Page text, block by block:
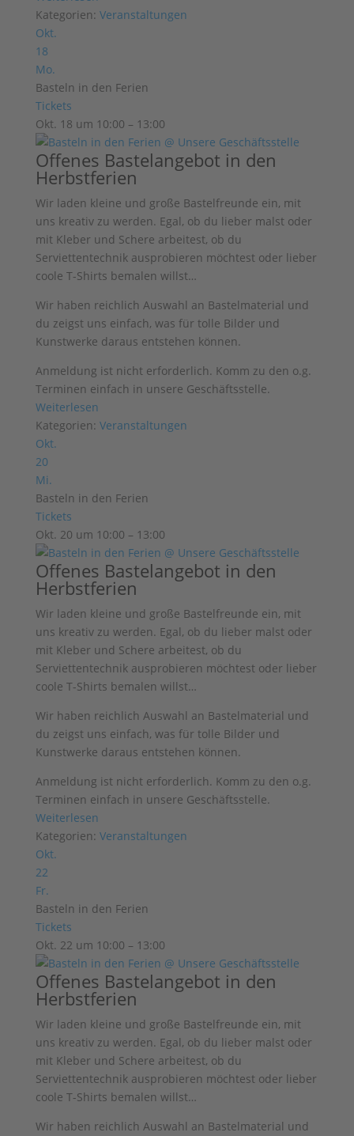
Kategorien: Veranstaltungen
Okt.
18
Mo.
Basteln in den Ferien
Tickets
Okt. 18 um 10:00 – 13:00
Offenes Bastelangebot in den
Herbstferien
Wir laden kleine und große Bastelfreunde ein, mit
uns kreativ zu werden. Egal, ob du lieber malst oder
mit Kleber und Schere arbeitest, ob du
Serviettentechnik ausprobieren möchtest oder lieber
coole T-Shirts bemalen willst…
Wir haben reichlich Auswahl an Bastelmaterial und
du zeigst uns einfach, was für tolle Bilder und
Kunstwerke daraus entstehen können.
Anmeldung ist nicht erforderlich. Komm zu den o.g.
Terminen einfach in unsere Geschäftsstelle.
Weiterlesen
Kategorien: Veranstaltungen
Okt.
20
Mi.
Basteln in den Ferien
Tickets
Okt. 20 um 10:00 – 13:00
Offenes Bastelangebot in den
Herbstferien
Wir laden kleine und große Bastelfreunde ein, mit
uns kreativ zu werden. Egal, ob du lieber malst oder
mit Kleber und Schere arbeitest, ob du
Serviettentechnik ausprobieren möchtest oder lieber
coole T-Shirts bemalen willst…
Wir haben reichlich Auswahl an Bastelmaterial und
du zeigst uns einfach, was für tolle Bilder und
Kunstwerke daraus entstehen können.
Anmeldung ist nicht erforderlich. Komm zu den o.g.
Terminen einfach in unsere Geschäftsstelle.
Weiterlesen
Kategorien: Veranstaltungen
Okt.
22
Fr.
Basteln in den Ferien
Tickets
Okt. 22 um 10:00 – 13:00
Offenes Bastelangebot in den
Herbstferien
Wir laden kleine und große Bastelfreunde ein, mit
uns kreativ zu werden. Egal, ob du lieber malst oder
mit Kleber und Schere arbeitest, ob du
Serviettentechnik ausprobieren möchtest oder lieber
coole T-Shirts bemalen willst…
Wir haben reichlich Auswahl an Bastelmaterial und